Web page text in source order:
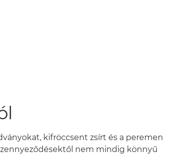
kifröccsent zsírt és a peremen
nem mindig könnyű